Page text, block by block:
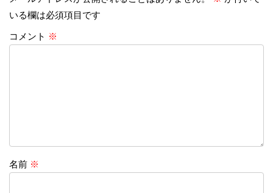
いる欄は必須項目です
コメント ※
名前 ※